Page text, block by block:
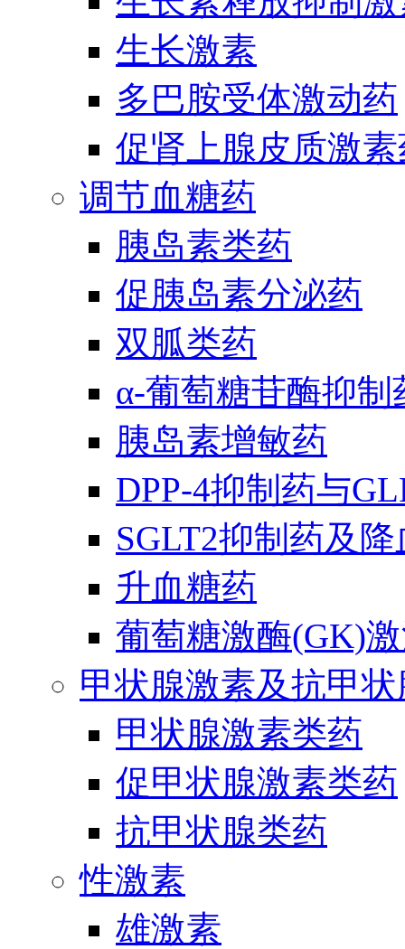
生长激素
多巴胺受体激动药
促肾上腺皮质激
调节血糖药
胰岛素类药
促胰岛素分泌药
双胍类药
α-葡萄糖苷酶抑制
胰岛素增敏药
DPP-4抑制药与
SGLT2抑制药及
升血糖药
葡萄糖激酶(GK)
甲状腺激素及抗甲
甲状腺激素类药
促甲状腺激素类药
抗甲状腺类药
性激素
雄激素